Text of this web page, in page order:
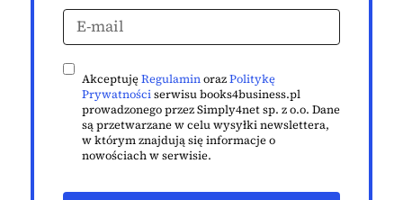
AkceptujęRegulaminorazPolitykę
Prywatnościserwisu books4business.pl
prowadzonego przez Simply4net sp. z o.o. Dane
są przetwarzane w celu wysyłki newslettera,
w którym znajdują się informacje o
nowościach w serwisie.